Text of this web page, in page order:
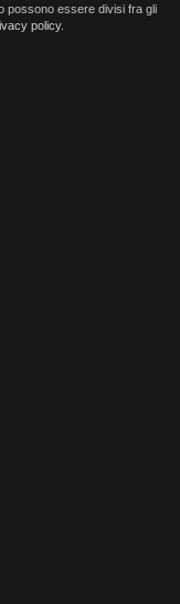
possono essere divisi fra gli
policy.